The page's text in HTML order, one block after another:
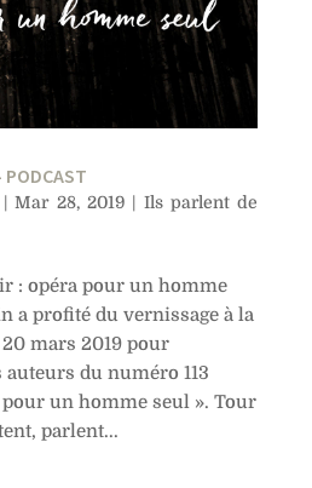
PODCAST
|Mar 28, 2019| Ils parlent de
: opéra pour un homme
a profité du vernissage à la
mars 2019 pour
auteurs du numéro 113
un homme seul ». Tour
parlent...